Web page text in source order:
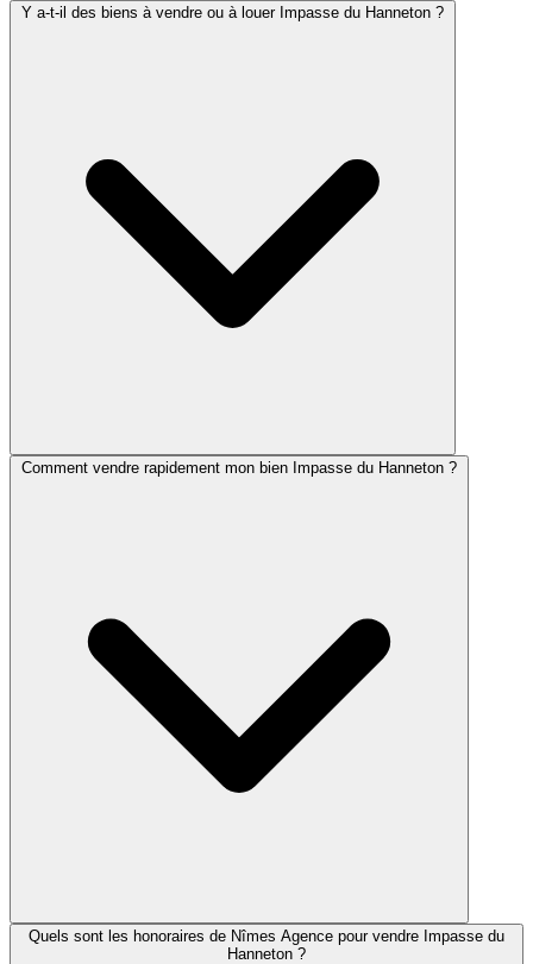
Y a-t-il des biens à vendre ou à louer Impasse du Hanneton ?
Comment vendre rapidement mon bien Impasse du Hanneton ?
Quels sont les honoraires de Nîmes Agence pour vendre Impasse du
Hanneton ?